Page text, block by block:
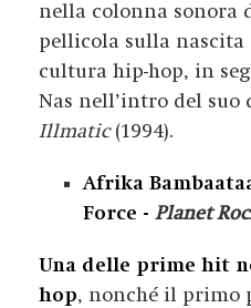
nella colonna sonora
pellicola sulla
cultura hip-hop, in
Nas nell’intro del suo
Illmatic(1994).
Afrika
Force - Planet
Una delle prime hit
hop, nonché il primo